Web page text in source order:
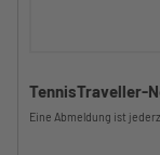
TennisTraveller-
Eine Abmeldung ist